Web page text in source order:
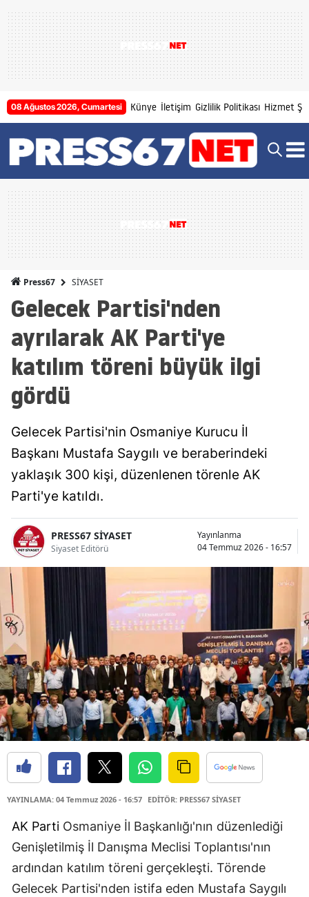
08 Ağustos 2026, Cumartesi Künye İletişim Gizlilik Politikası Hizmet
Press67 SİYASET
Gelecek Partisi'nden
ayrılarak AK Parti'ye
katılım töreni büyük ilgi
gördü
Gelecek Partisi'nin Osmaniye Kurucu İl
Başkanı Mustafa Saygılı ve beraberindeki
yaklaşık 300 kişi, düzenlenen törenle AK
Parti'ye katıldı.
PRESS67 SİYASET
Siyaset Editörü
Yayınlanma
04 Temmuz 2026 - 16:57
YAYINLAMA: 04 Temmuz 2026 - 16:57 EDİTÖR: PRESS67 SİYASET
AK Parti Osmaniye İl Başkanlığı'nın düzenlediği
Genişletilmiş İl Danışma Meclisi Toplantısı'nın
ardından katılım töreni gerçekleşti. Törende
Gelecek Partisi'nden istifa eden Mustafa Saygılı